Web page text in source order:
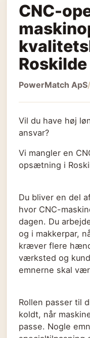
CNC-
Roskilde
PowerMatch ApS
Vil du have høj
ansvar?
Vi mangler en
opsætning i
Du bliver en del
hvor CNC-
dagen. Du
og i makkerpar,
kræver flere
værksted og
emnerne skal
Rollen passer til
koldt, når
passe. Nogle